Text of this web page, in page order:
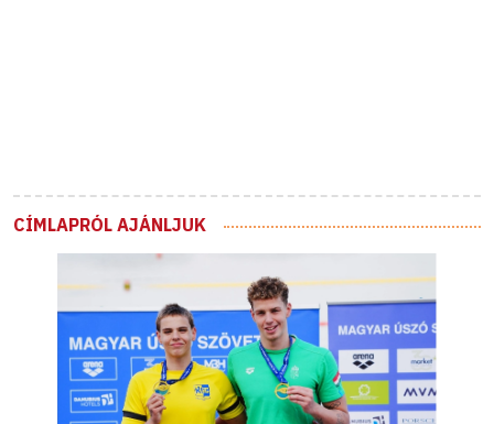
CÍMLAPRÓL AJÁNLJUK